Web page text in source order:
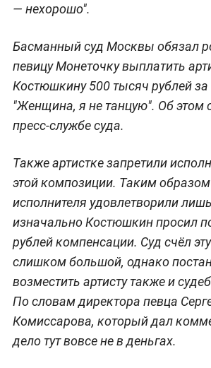
— нехорошо".
Басманный суд Москвы обязал
певицу Монеточку выплатить
Костюшкину 500 тысяч рублей за
"Женщина, я не танцую". Об этом
пресс-службе суда.
Также артистке запретили
этой композиции. Таким
исполнителя удовлетворили
изначально Костюшкин просил
рублей компенсации. Суд счёл
слишком большой, однако
возместить артисту также и
По словам директора певца
Комиссарова, который дал
дело тут вовсе не в деньгах.